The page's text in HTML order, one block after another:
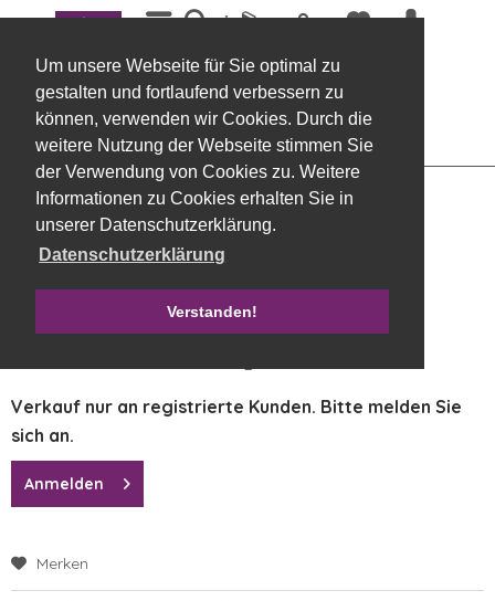
Um unsere Webseite für Sie optimal zu
gestalten und fortlaufend verbessern zu
können, verwenden wir Cookies. Durch die
weitere Nutzung der Webseite stimmen Sie
der Verwendung von Cookies zu. Weitere
Informationen zu Cookies erhalten Sie in
unserer Datenschutzerklärung.
Datenschutzerklärung
Verstanden!
Menü
Übersicht Exoten, Allerheiligen
Repens orange, 100 Stück
Verkauf nur an registrierte Kunden. Bitte melden Sie
sich an.
Anmelden
Merken